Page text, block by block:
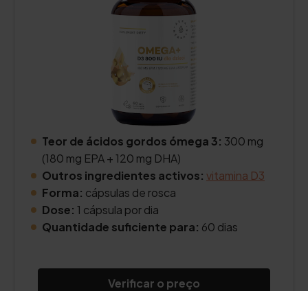
Teor de ácidos gordos ómega 3: 300 mg
(180 mg EPA + 120 mg DHA)
Outros ingredientes activos: vitamina D3
Forma: cápsulas de rosca
Dose: 1 cápsula por dia
Quantidade suficiente para: 60 dias
Verificar o preço